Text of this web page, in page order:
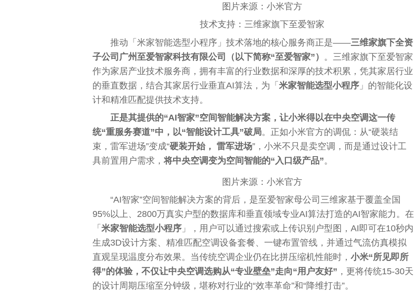
图片来源：小米官方
技术支持：三维家旗下至爱智家
推动「米家智能选型小程序」技术落地的核心服务商正是——三维家旗下全资
子公司广州至爱智家科技有限公司（以下简称“至爱智家”） 。三维家旗下至爱智家
作为家居产业技术服务商，拥有丰富的行业数据和深厚的技术积累，凭其家居行业
的垂直数据，结合其家居行业垂直AI算法，为「 米家智能选型小程序 」的智能化设
计和精准匹配提供技术支持。
正是其提供的“‌AI智家”空间智能解决方案‌，让小米得以在中央空调这一传
统“重服务赛道”中，以“智能设计工具”破局。正如小米官方的调侃：从“硬装结
束，雷军进场”变成“硬装开始， 雷军进场”，小米不只是卖空调，而是通过‌设计工
具前置用户需求‌， 将中央空调变为空间智能的“入口级产品”。
图片来源：小米官方
“‌AI智家”空间智能解决方案的背后，是至爱智家母公司三维家基于覆盖‌全国
95%以上、2800万真实户型的数据库‌和‌垂直领域专业AI算法‌打造的AI智家能力。在
「 米家智能选型小程序 」，用户可以通过搜索或上传识别户型图，AI即可在10秒内
生成3D设计方案、精准匹配空调设备套餐、一键布置管线，并通过气流仿真模拟
直观呈现温度分布效果。当传统空调企业仍在比拼压缩机性能时， 小米“所见即所
得”的体验，不仅让中央空调选购从“专业壁垒”走向“用户友好” ，更将传统15-30天
的设计周期压缩至分钟级，堪称对行业的“效率革命”和“降维打击”。